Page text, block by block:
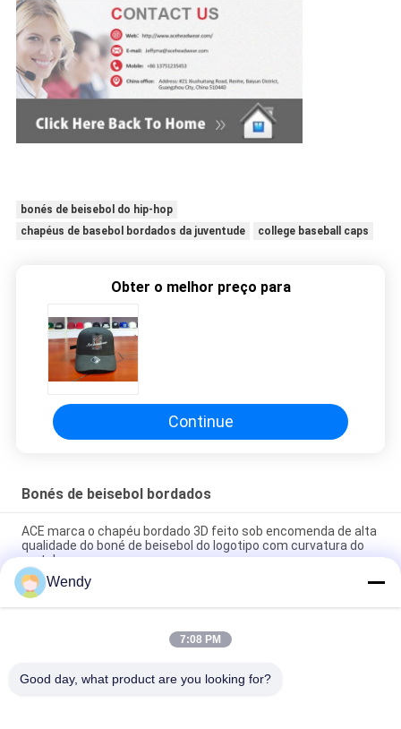
bonés de beisebol do hip-hop
chapéus de basebol bordados da juventude
college baseball caps
Obter o melhor preço para
Continue
Bonés de beisebol bordados
ACE marca o chapéu bordado 3D feito sob encomenda de alta
qualidade do boné de beisebol do logotipo com curvatura do
metal
Chapéus 100% não organizados clássico contínuo do paizinho
do painel do boné de beisebol do painel do poliéster 6 seis
O tampão curvado camionista do paizinho do painel da borda
Wendy
7:08 PM
Good day, what product are you looking for?